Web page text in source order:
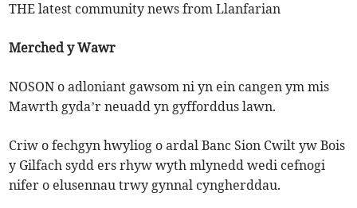
THE latest community news from Llanfarian
Merched y Wawr
NOSON o adloniant gawsom ni yn ein cangen ym mis
Mawrth gyda’r neuadd yn gyfforddus lawn.
Criw o fechgyn hwyliog o ardal Banc Sion Cwilt yw Bois
y Gilfach sydd ers rhyw wyth mlynedd wedi cefnogi
nifer o elusennau trwy gynnal cyngherddau.